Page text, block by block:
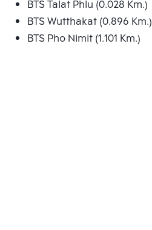
BTS Talat Phlu (0.028 Km.)
BTS Wutthakat (0.896 Km.)
BTS Pho Nimit (1.101 Km.)